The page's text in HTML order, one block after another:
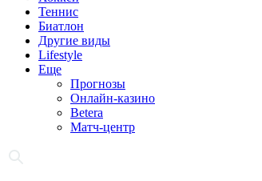
Теннис
Биатлон
Другие виды
Lifestyle
Еще
Прогнозы
Онлайн-казино
Betera
Матч-центр